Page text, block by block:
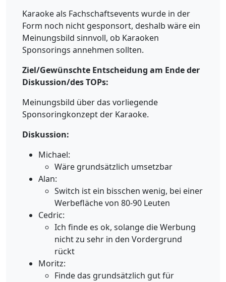
Karaoke als Fachschaftsevents wurde in der
Form noch nicht gesponsort, deshalb wäre ein
Meinungsbild sinnvoll, ob Karaoken
Sponsorings annehmen sollten.
Ziel/Gewünschte Entscheidung am Ende der
Diskussion/des TOPs:
Meinungsbild über das vorliegende
Sponsoringkonzept der Karaoke.
Diskussion:
Michael:
Wäre grundsätzlich umsetzbar
Alan:
Switch ist ein bisschen wenig, bei einer
Werbefläche von 80-90 Leuten
Cedric:
Ich finde es ok, solange die Werbung
nicht zu sehr in den Vordergrund
rückt
Moritz:
Finde das grundsätzlich gut für